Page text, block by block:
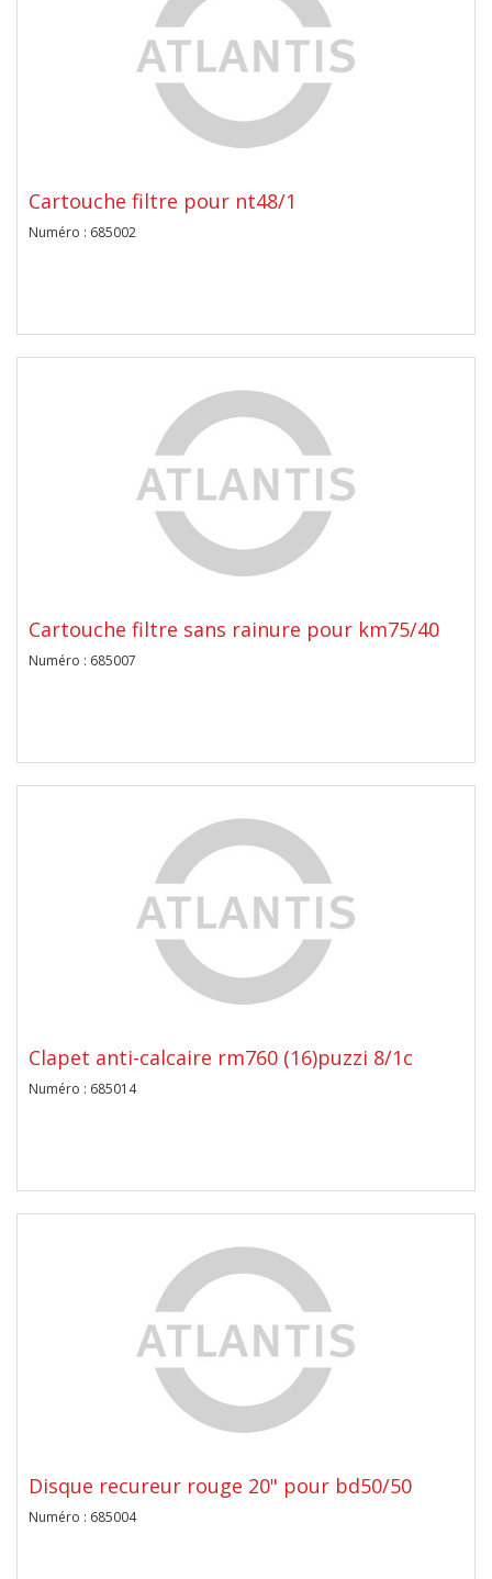
Cartouche filtre pour nt48/1
Numéro : 685002
Cartouche filtre sans rainure pour km75/40
Numéro : 685007
Clapet anti-calcaire rm760 (16)puzzi 8/1c
Numéro : 685014
Disque recureur rouge 20" pour bd50/50
Numéro : 685004